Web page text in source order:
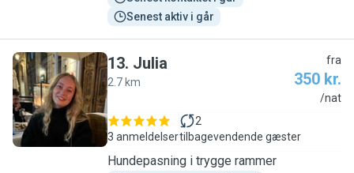
Senest aktiv i går
J
13. Julia
2.7 km
fra
350 kr.
/nat
3 anmeldelser
2
tilbagevendende gæster
Hundepasning i trygge rammer